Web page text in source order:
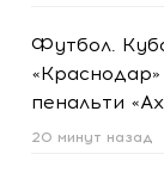
Футбол.
пенальти
20 минут назад